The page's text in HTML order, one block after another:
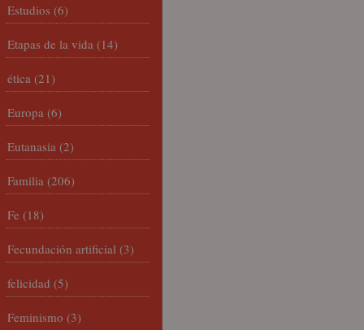
Estudios (6)
Etapas de la vida (14)
ética (21)
Europa (6)
Eutanasia (2)
Familia (206)
Fe (18)
Fecundación artificial (3)
felicidad (5)
Feminismo (3)